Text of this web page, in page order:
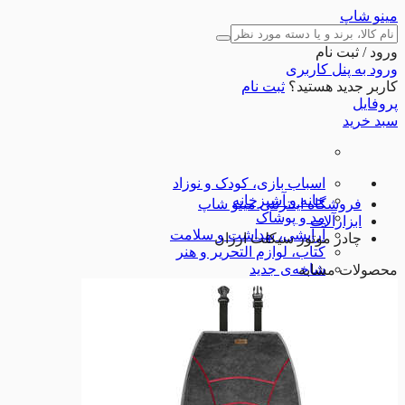
مینو شاپ
ورود / ثبت نام
ورود به پنل کاربری
کاربر جدید هستید؟ ثبت نام
پروفایل
سبد خرید
اسباب بازی، کودک و نوزاد
خانه و آشپزخانه
مد و پوشاک
آرایشی، بهداشت و سلامت
کتاب، لوازم التحریر و هنر
شاخه‌ی جدید
کالای دیجیتال
ورزش و اوقات فراغت
لوازم خودرو
تجهیزات ورزشی
شگفت انگیزها
فروشگاه اینترنتی مینو شاپ
ابزارآلات
چادر موتور سیکلت ارزان
محصولات مشابه